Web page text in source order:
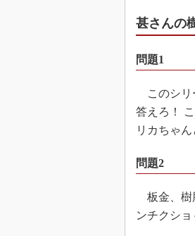
甚さんの
問題1
このシリ
答えろ！
リカちゃん
問題2
板金、樹
ンチクショ